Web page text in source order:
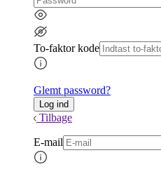
To-faktor kode
Glemt password?
Tilbage
E-mail